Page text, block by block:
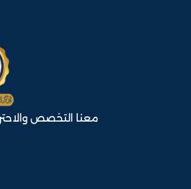
معنا التخصص